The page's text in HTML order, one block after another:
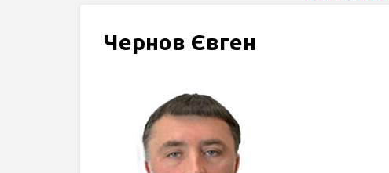
Чернов Євген